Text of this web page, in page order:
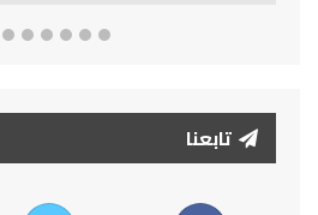
تابعنا